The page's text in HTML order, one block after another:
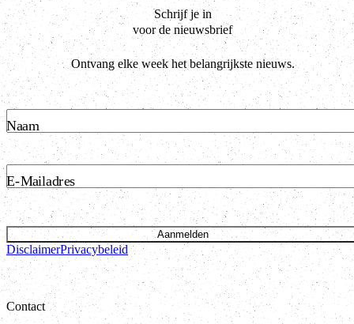
Schrijf je in
voor de nieuwsbrief
Ontvang elke week het belangrijkste nieuws.
Naam
E-Mailadres
Aanmelden
DisclaimerPrivacybeleid
Contact